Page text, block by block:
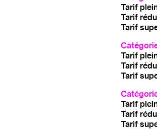
Tarif
Tarif
Tarif
Tarif
Tarif
Tarif
Tarif
Tarif
Tarif